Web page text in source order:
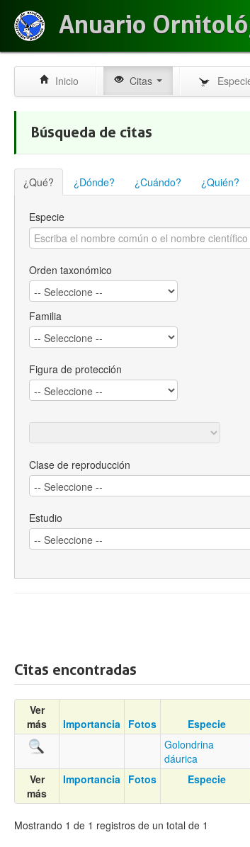
Anuario
Inicio Citas
Búsqueda de citas
¿Qué? ¿Dónde? ¿Cuándo? ¿Quién?
Especie
Orden taxonómico
Familia
Figura de protección
Clase de reproducción
Estudio
Citas encontradas
Ver
más
Importancia Fotos Especie
Golondrina
dáurica
Ver
más
Importancia Fotos Especie
Mostrando 1 de 1 registros de un total de 1